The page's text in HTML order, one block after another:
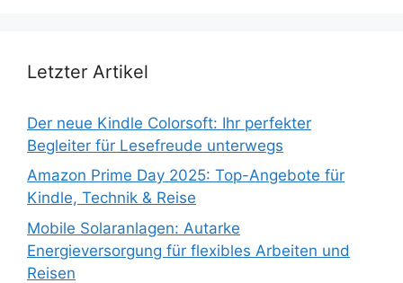
Letzter Artikel
Der neue Kindle Colorsoft: Ihr perfekter
Begleiter für Lesefreude unterwegs
Amazon Prime Day 2025: Top-Angebote für
Kindle, Technik & Reise
Mobile Solaranlagen: Autarke
Energieversorgung für flexibles Arbeiten und
Reisen